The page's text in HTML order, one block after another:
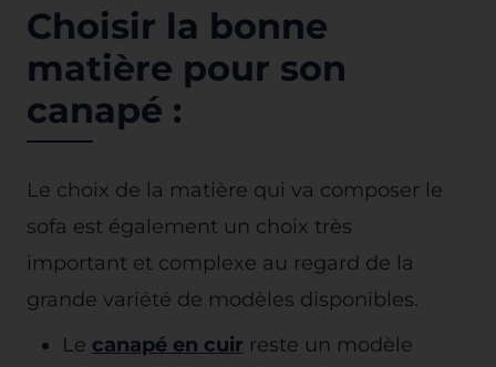
Choisir la bonne
matière pour son
canapé :
Le choix de la matière qui va composer le
sofa est également un choix très
important et complexe au regard de la
grande variété de modèles disponibles.
Le canapé en cuir reste un modèle